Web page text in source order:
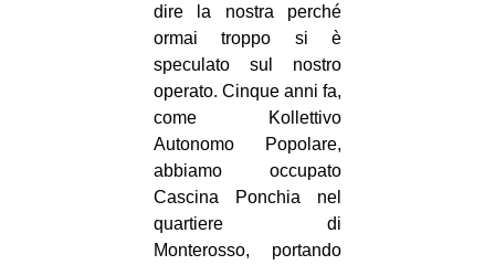
SEARCH
dire la nostra perché
ormai troppo si è
speculato sul nostro
operato. Cinque anni fa,
come Kollettivo
Autonomo Popolare,
abbiamo occupato
Cascina Ponchia nel
quartiere di
Monterosso, portando